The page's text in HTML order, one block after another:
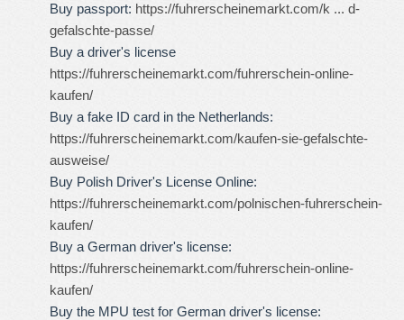
Buy passport: https://fuhrerscheinemarkt.com/k ... d-
gefalschte-passe/
Buy a driver's license
https://fuhrerscheinemarkt.com/fuhrerschein-online-
kaufen/
Buy a fake ID card in the Netherlands:
https://fuhrerscheinemarkt.com/kaufen-sie-gefalschte-
ausweise/
Buy Polish Driver's License Online:
https://fuhrerscheinemarkt.com/polnischen-fuhrerschein-
kaufen/
Buy a German driver's license:
https://fuhrerscheinemarkt.com/fuhrerschein-online-
kaufen/
Buy the MPU test for German driver's license: